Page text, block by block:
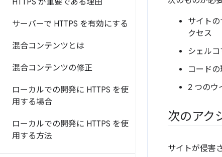
HTTPS が重要である理由
サーバーで HTTPS を有効にする
混合コンテンツとは
混合コンテンツの修正
ローカルでの開発に HTTPS を使
用する場合
ローカルでの開発に HTTPS を使
用する方法
サイト
クセス
シェル
コードの
2 つのウ
次のアク
サイトが侵害